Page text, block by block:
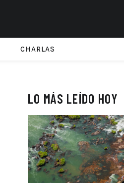
CHARLAS
LO MÁS LEÍDO HOY